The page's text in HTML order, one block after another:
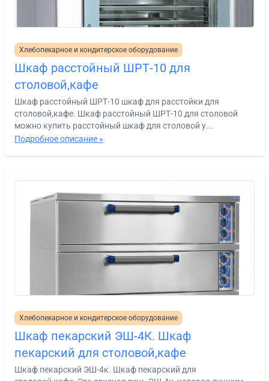
Хлебопекарное и кондитерское оборудование
Шкаф расстойный ШРТ-10 для
столовой,кафе
Шкаф расстойный ШРТ-10 шкаф для расстойки для
столовой,кафе. Шкаф расстойный ШРТ-10 для столовой
можно купить расстойный шкаф для столовой у...
Подробное описание »
Хлебопекарное и кондитерское оборудование
Шкаф пекарский ЭШ-4К. Шкаф
пекарский для столовой,кафе
Шкаф пекарский ЭШ-4к. Шкаф пекарский для